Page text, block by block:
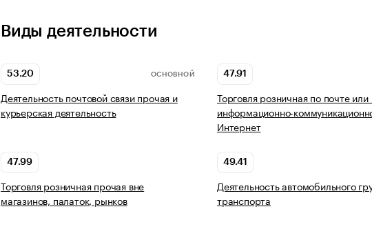
Виды деятельности
53.20 ОСНОВНОЙ
Деятельность почтовой связи прочая и
курьерская деятельность
47.91
Торговля розничная по почте или
информационно-
Интернет
47.99
Торговля розничная прочая вне
магазинов, палаток, рынков
49.41
Деятельность автомобильного
транспорта